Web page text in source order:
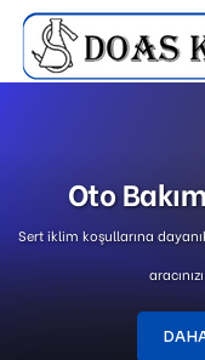
Lekelere
Güçlü formüllü deterjanlar
ışıldasın.